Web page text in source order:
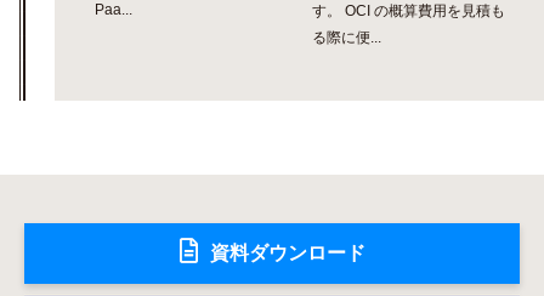
Paa...
す。 OCI の概算費用を見積も
る際に便...
資料ダウンロード